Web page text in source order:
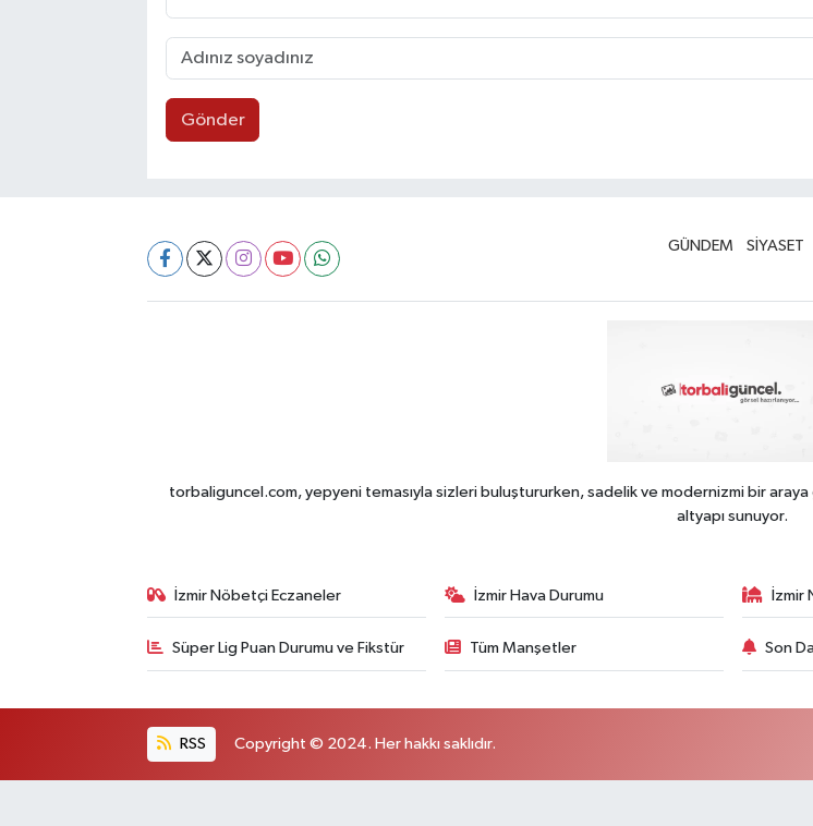
Gönder
GÜNDEM SİYASET
torbaliguncel.com, yepyeni temasıyla sizleri buluştururken, sadelik ve modernizmi bir
altyapı sunuyor.
İzmir Nöbetçi Eczaneler İzmir Hava Durumu İzmir
Süper Lig Puan Durumu ve Fikstür Tüm Manşetler Son
RSS Copyright © 2024. Her hakkı saklıdır.